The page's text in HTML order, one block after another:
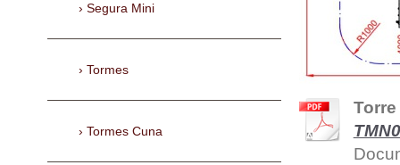
Segura Mini
Tormes
Tormes Cuna